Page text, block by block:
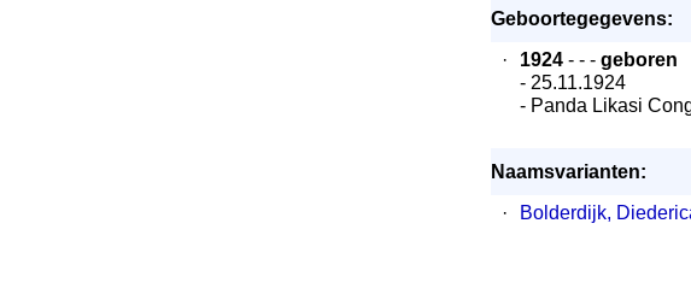
Geboortegegevens:
·
1924 - - - geboren
- 25.11.1924
- Panda Likasi
Naamsvarianten:
·
Bolderdijk,